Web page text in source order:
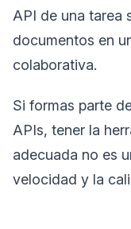
API de una tarea
documentos en
colaborativa.
Si formas parte
APIs, tener la
adecuada no es
velocidad y la